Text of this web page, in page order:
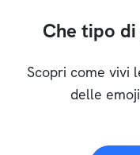
Che tipo
Scopri come vivi
delle